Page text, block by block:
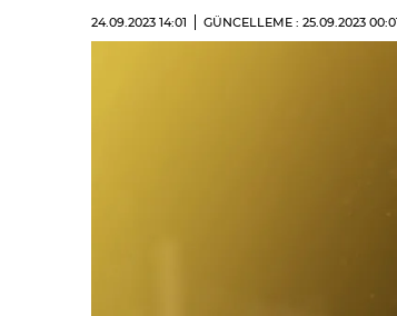
24.09.2023 14:01 GÜNCELLEME : 25.09.2023